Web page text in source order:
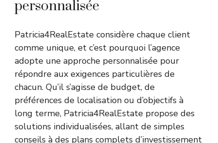
personnalisée
Patricia4RealEstate considère chaque client
comme unique, et c’est pourquoi l’agence
adopte une approche personnalisée pour
répondre aux exigences particulières de
chacun. Qu’il s’agisse de budget, de
préférences de localisation ou d’objectifs à
long terme, Patricia4RealEstate propose des
solutions individualisées, allant de simples
conseils à des plans complets d’investissement